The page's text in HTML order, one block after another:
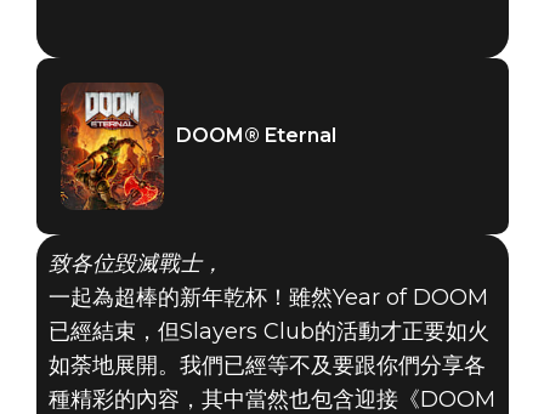
DOOM® Eternal
致各位毀滅戰士，
一起為超棒的新年乾杯！雖然Year of DOOM
已經結束，但Slayers Club的活動才正要如火
如荼地展開。我們已經等不及要跟你們分享各
種精彩的內容，其中當然也包含迎接《DOOM